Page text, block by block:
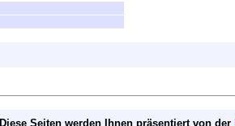
Diese Seiten werden Ihnen präsentiert von der